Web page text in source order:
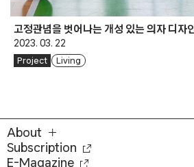
고정관념을 벗어나는 개성 있는 의자 디자인
2023. 03. 22
Project Living
About
Subscription
E-Magazine